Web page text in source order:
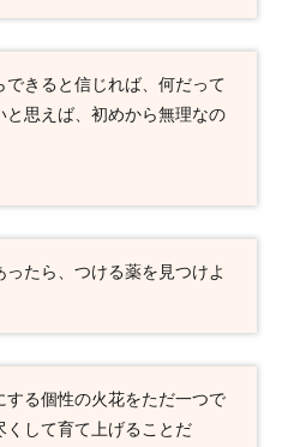
きると信じれば、何だって
思えば、初めから無理なの
たら、つける薬を見つけよ
する個性の火花をただ一つで
くして育て上げることだ